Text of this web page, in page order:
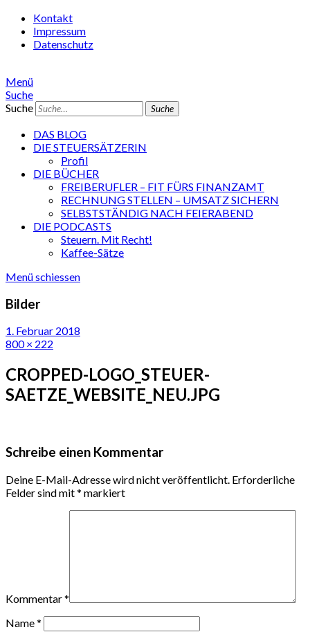
Kontakt
Impressum
Datenschutz
Menü
Suche
Suche
DAS BLOG
DIE STEUERSÄTZERIN
Profil
DIE BÜCHER
FREIBERUFLER – FIT FÜRS FINANZAMT
RECHNUNG STELLEN – UMSATZ SICHERN
SELBSTSTÄNDIG NACH FEIERABEND
DIE PODCASTS
Steuern. Mit Recht!
Kaffee-Sätze
Menü schiessen
Bilder
1. Februar 2018
800 × 222
CROPPED-LOGO_STEUER-
SAETZE_WEBSITE_NEU.JPG
Schreibe einen Kommentar
Deine E-Mail-Adresse wird nicht veröffentlicht. Erforderliche
Felder sind mit* markiert
Kommentar*
Name*